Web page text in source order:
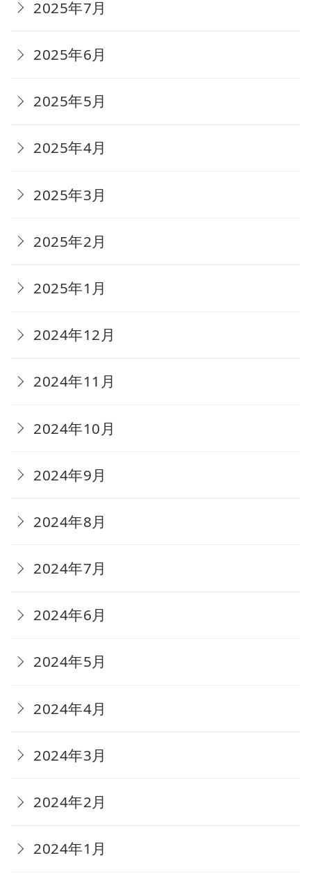
2025年7月
2025年6月
2025年5月
2025年4月
2025年3月
2025年2月
2025年1月
2024年12月
2024年11月
2024年10月
2024年9月
2024年8月
2024年7月
2024年6月
2024年5月
2024年4月
2024年3月
2024年2月
2024年1月